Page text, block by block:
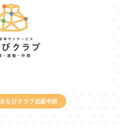
まなびクラブ武蔵中原